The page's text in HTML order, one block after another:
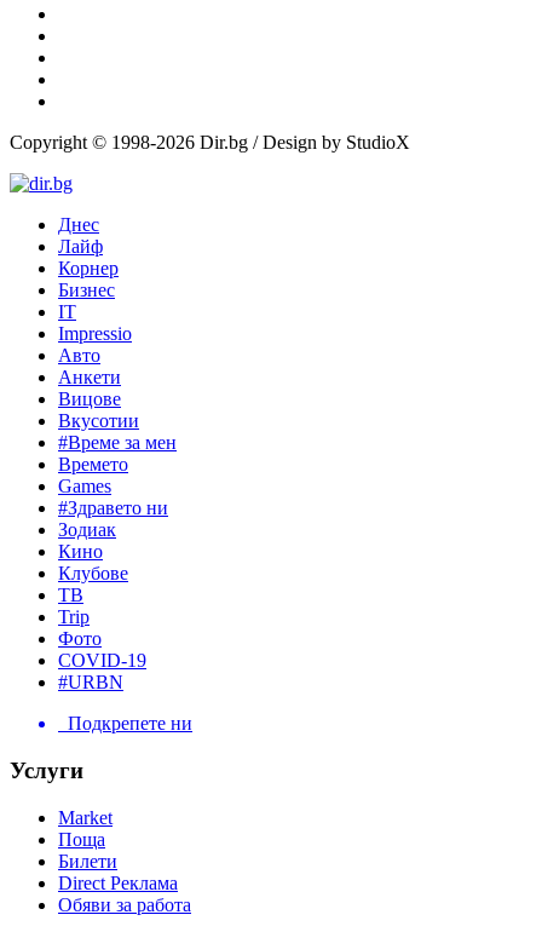
Copyright © 1998-2026 Dir.bg / Design by StudioX
Днес
Лайф
Корнер
Бизнес
IT
Impressio
Авто
Анкети
Вицове
Вкусотии
#Време за мен
Времето
Games
#Здравето ни
Зодиак
Кино
Клубове
ТВ
Trip
Фото
COVID-19
#URBN
Подкрепете ни
Услуги
Market
Поща
Билети
Direct Реклама
Обяви за работа